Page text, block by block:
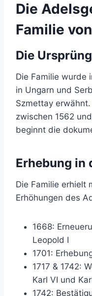
Die
Familie
Die
Die Familie wurde
in Ungarn und
Szmettay
zwischen 1562
beginnt die
Erhebung in
Die Familie erhielt
Erhöhungen des
1668:
Leopold I
1701:
1717 & 1742:
Karl VI und
1742: